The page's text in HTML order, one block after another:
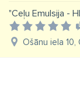
"Ceļu Emulsija -
Ošānu iela 10,